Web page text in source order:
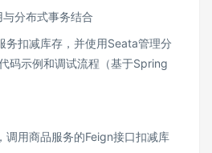
分布式事务结合
务扣减库存，并使用Seata管理分
码示例和调试流程（基于Spring
调用商品服务的Feign接口扣减库